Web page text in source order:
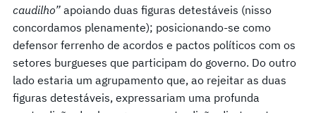
caudilho” apoiando duas figuras detestáveis (nisso
concordamos plenamente); posicionando-se como
defensor ferrenho de acordos e pactos políticos com os
setores burgueses que participam do governo. Do outro
lado estaria um agrupamento que, ao rejeitar as duas
figuras detestáveis, expressariam uma profunda